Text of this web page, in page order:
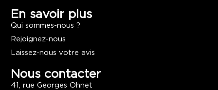
En savoir plus
Qui sommes-nous ?
Rejoignez-nous
Laissez-nous votre avis
Nous contacter
41, rue Georges Ohnet